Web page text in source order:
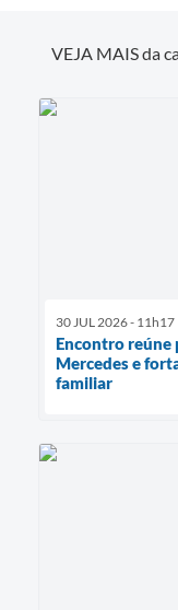
VEJA MAIS da
30 JUL 2026 - 11h17
Encontro reúne
Mercedes e
familiar